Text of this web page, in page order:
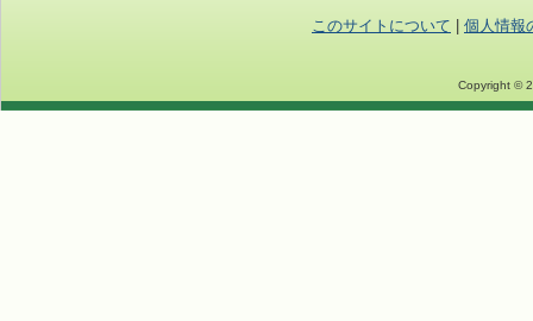
このサイトについて 個人情報
Copyright ©